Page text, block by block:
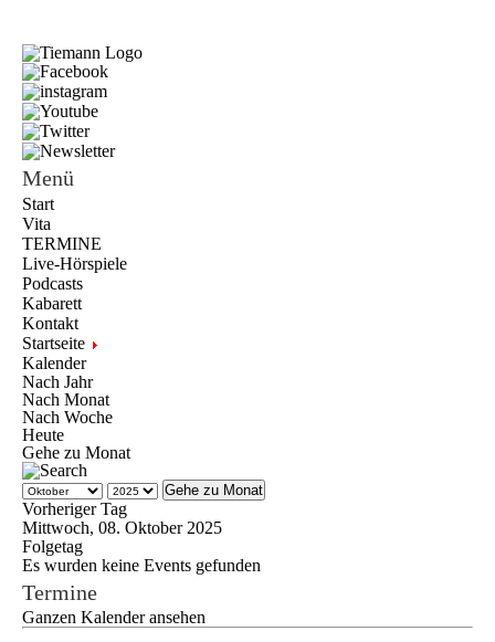
Menü
Start
Vita
TERMINE
Live-Hörspiele
Podcasts
Kabarett
Kontakt
Startseite
Kalender
Nach Jahr
Nach Monat
Nach Woche
Heute
Gehe zu Monat
Gehe zu Monat
Vorheriger Tag
Mittwoch, 08. Oktober 2025
Folgetag
Es wurden keine Events gefunden
Termine
Ganzen Kalender ansehen